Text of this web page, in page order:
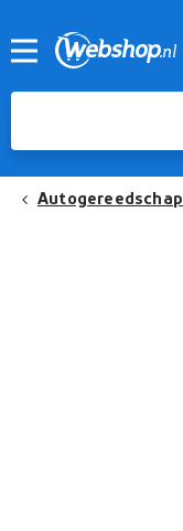
Autogereedschap